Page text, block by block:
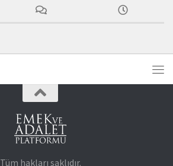
Tüm hakları saklıdır.